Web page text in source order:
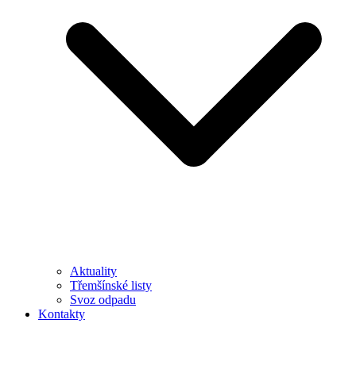
Aktuality
Třemšínské listy
Svoz odpadu
Kontakty